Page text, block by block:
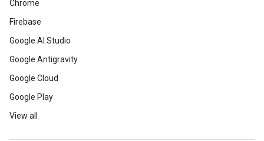
Chrome
Firebase
Google AI Studio
Google Antigravity
Google Cloud
Google Play
View all